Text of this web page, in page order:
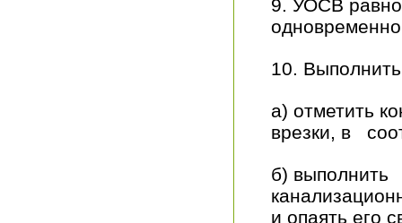
9. УОСВ
10.
а) отметить
врезки, в
б) выполнить
и опаять его